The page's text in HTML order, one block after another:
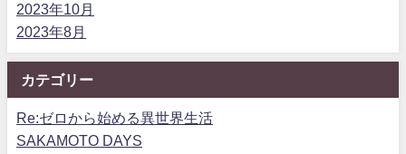
2023年10月
2023年8月
カテゴリー
Re:ゼロから始める異世界生活
SAKAMOTO DAYS